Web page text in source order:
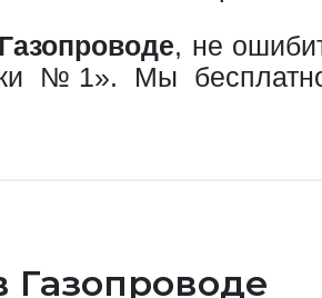
, не
№1». Мы